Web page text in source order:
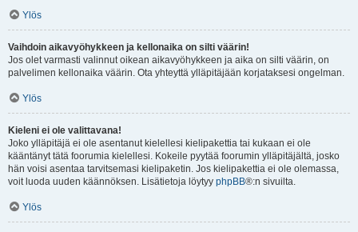
Ylös
Vaihdoin aikavyöhykkeen ja kellonaika on silti väärin!
Jos olet varmasti valinnut oikean aikavyöhykkeen ja aika on silti väärin, on
palvelimen kellonaika väärin. Ota yhteyttä ylläpitäjään korjataksesi ongelman.
Ylös
Kieleni ei ole valittavana!
Joko ylläpitäjä ei ole asentanut kielellesi kielipakettia tai kukaan ei ole
kääntänyt tätä foorumia kielellesi. Kokeile pyytää foorumin ylläpitäjältä, josko
hän voisi asentaa tarvitsemasi kielipaketin. Jos kielipakettia ei ole olemassa,
voit luoda uuden käännöksen. Lisätietoja löytyy phpBB®:n sivuilta.
Ylös